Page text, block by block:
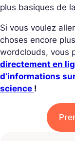
plus basiques de
Si vous voulez
choses encore
wordclouds, vous
directement en
d’informations
science !